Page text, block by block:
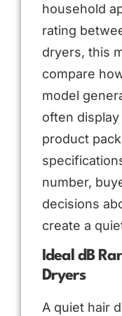
household
rating
dryers, this
compare
model
often
product
number,
decisions
create a
Ideal dB
Dryers
A quiet hair